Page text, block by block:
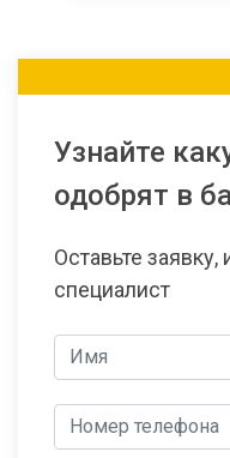
Узнайте
одобрят в
Оставьте
специалист